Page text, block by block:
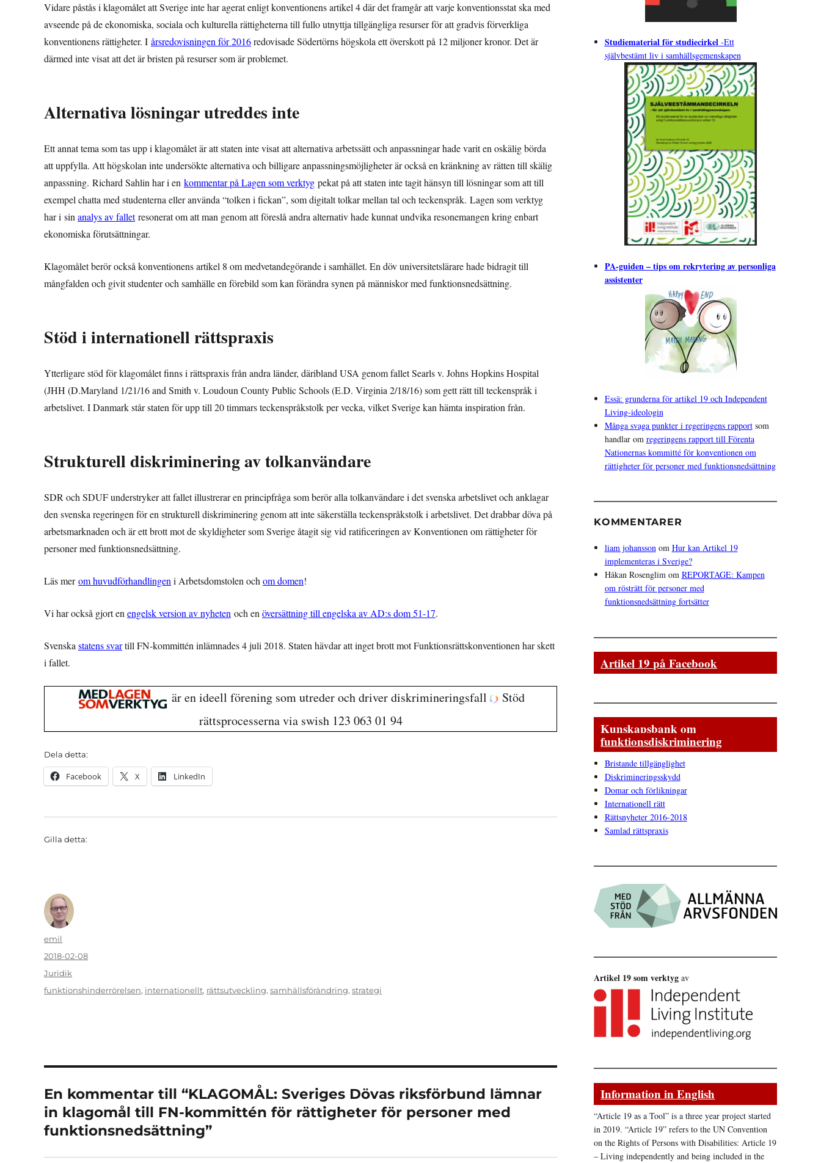
Vidare påstås i klagomålet att Sverige inte har agerat enligt konventionens artikel 4 där det framgår attvarje konventionsstat ska med
avseende på de ekonomiska, sociala och kulturella rättigheterna till fullo utnyttja tillgängliga resurser för att gradvis förverkliga
konventionens rättigheter. I årsredovisningen för 2016redovisade Södertörns högskola ett överskott på 12 miljoner kronor. Det är
därmed inte visat att det är bristen på resurser som är problemet.
Alternativa lösningar utreddes inte
Ett annat tema som tas upp i klagomålet är att staten inte visat att alternativa arbetssätt och anpassningar hade varit en oskälig börda
att uppfylla. Att högskolan inte undersökte alternativa och billigare anpassningsmöjligheter är också en kränkning av rätten till skälig
anpassning. Richard Sahlin har i en kommentar på Lagen som verktyg pekat på att staten inte tagit hänsyn till lösningar som att till
exempel chatta med studenterna eller använda “tolken i fickan”, som digitalt tolkar mellan tal och teckenspråk. Lagen som verktyg
har i sinanalysav fallet resonerat om att man genom att föreslå andra alternativ hade kunnat undvika resonemangen kring enbart
ekonomiska förutsättningar.
Klagomålet berör också konventionens artikel 8 om medvetandegörande i samhället. En döv universitetslärare hade bidragit till
mångfalden och givit studenter och samhälle en förebild som kan förändra synen på människor med funktionsnedsättning.
Stöd i internationell rättspraxis
Ytterligare stöd för klagomålet finns i rättspraxis från andra länder, däribland USA genom fallet Searls v. Johns Hopkins Hospital
(JHH (D.Maryland 1/21/16 and Smith v. Loudoun County Public Schools (E.D. Virginia 2/18/16) som gett rätt till teckenspråk i
arbetslivet. I Danmark står staten för upp till 20 timmars teckenspråkstolk per vecka, vilket Sverige kan hämta inspiration från.
Strukturell diskriminering av tolkanvändare
SDR och SDUF understryker att fallet illustrerar en principfråga som berör alla tolkanvändare i det svenska arbetslivet och anklagar
den svenska regeringen för en strukturell diskriminering genom att inte säkerställa teckenspråkstolk i arbetslivet. Det drabbar döva på
arbetsmarknaden och är ett brott mot de skyldigheter som Sverige åtagit sig vid ratificeringen av Konventionen om rättigheter för
personer med funktionsnedsättning.
Läs merom huvudförhandlingen i Arbetsdomstolen och om domen!
Vi har också gjort en engelsk version av nyheten och en översättning till engelska av AD:s dom 51-17.
Svenska statens svartill FN-kommittén inlämnades 4 juli 2018. Staten hävdar att inget brott mot Funktionsrättskonventionen har skett
i fallet.
är en ideell förening som utreder och driver diskrimineringsfall
Stöd
rättsprocesserna via swish 123 063 01 94
Dela detta:
Facebook X LinkedIn
Gilla detta:
Författare
emil
Publicerat
den
2018-02-08
Kategorier
Juridik
Etiketter
funktionshinderrörelsen, internationellt, rättsutveckling, samhällsförändring, strategi
En kommentar till “KLAGOMÅL: Sveriges Dövas riksförbund lämnar
in klagomål till FN-kommittén för rättigheter för personer med
funktionsnedsättning”
Studiematerial för studiecirkel-Ett
självbestämt liv i samhällsgemenskapen
PA-guiden – tips om rekrytering av personliga
assistenter
Essä: grunderna för artikel 19 och Independent
Living-ideologin
Många svaga punkter i regeringens rapportsom
handlar om regeringens rapport till Förenta
Nationernas kommitté för konventionen om
rättigheter för personer med funktionsnedsättning
KOMMENTARER
liam johanssonom Hur kan Artikel 19
implementeras i Sverige?
Håkan Rosenglimom REPORTAGE: Kampen
om rösträtt för personer med
funktionsnedsättning fortsätter
Artikel 19 på Facebook
Kunskapsbank om
funktionsdiskriminering
Bristande tillgänglighet
Diskrimineringsskydd
Domar och förlikningar
Internationell rätt
Rättsnyheter 2016-2018
Samlad rättspraxis
Artikel 19 som verktyg av
Information in English
“Article 19 as a Tool” is a three year project started
in 2019. “Article 19” refers to the UN Convention
on the Rights of Persons with Disabilities: Article 19
– Living independently and being included in the